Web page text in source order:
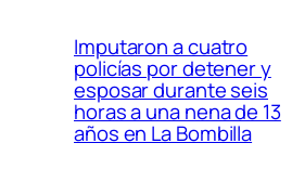
Imputaron a cuatro
policías por detener y
esposar durante seis
horas a una nena de 13
años en La Bombilla